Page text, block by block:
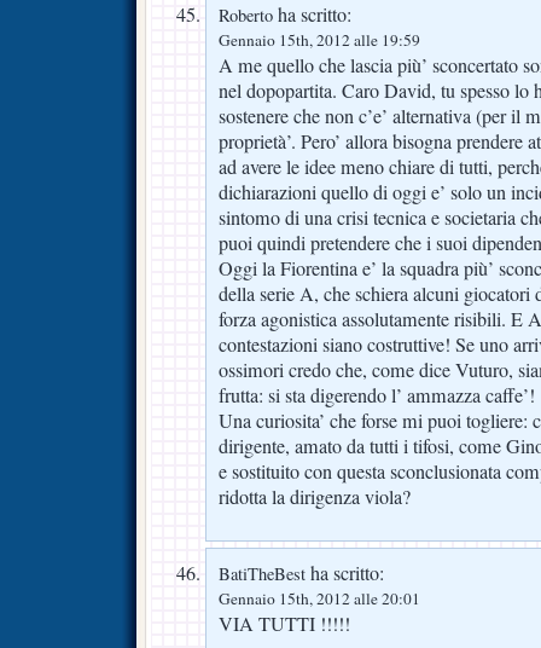
Roberto ha scritto:
Gennaio 15th, 2012 alle 19:59
A me quello che lascia più’ sconcertato
nel dopopartita. Caro David, tu spesso lo
sostenere che non c’e’ alternativa (per il
proprietà’. Pero’ allora bisogna prendere
ad avere le idee meno chiare di tutti,
dichiarazioni quello di oggi e’ solo un
sintomo di una crisi tecnica e societaria
puoi quindi pretendere che i suoi
Oggi la Fiorentina e’ la squadra più’
della serie A, che schiera alcuni giocatori
forza agonistica assolutamente risibili. E
contestazioni siano costruttive! Se uno
ossimori credo che, come dice Vuturo,
frutta: si sta digerendo l’ ammazza caffe’!
Una curiosita’ che forse mi puoi togliere:
dirigente, amato da tutti i tifosi, come
e sostituito con questa sconclusionata
ridotta la dirigenza viola?
BatiTheBest ha scritto:
Gennaio 15th, 2012 alle 20:01
VIA TUTTI !!!!!